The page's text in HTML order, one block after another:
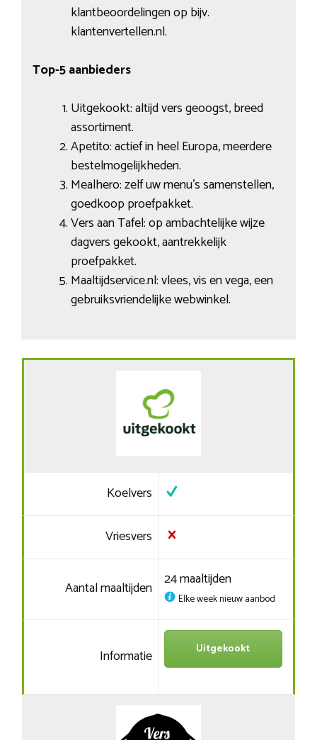
klantbeoordelingen op bijv.
klantenvertellen.nl.
Top-5 aanbieders
Uitgekookt: altijd vers geoogst, breed
assortiment.
Apetito: actief in heel Europa, meerdere
bestelmogelijkheden.
Mealhero: zelf uw menu’s samenstellen,
goedkoop proefpakket.
Vers aan Tafel: op ambachtelijke wijze
dagvers gekookt, aantrekkelijk
proefpakket.
Maaltijdservice.nl: vlees, vis en vega, een
gebruiksvriendelijke webwinkel.
Koelvers
Vriesvers
Aantal maaltijden 24 maaltijden
Elke week nieuw aanbod
Informatie Uitgekookt